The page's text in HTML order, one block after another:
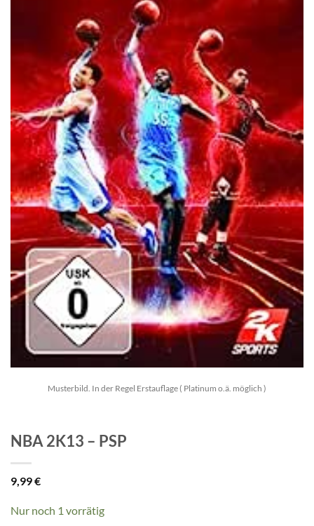
Musterbild. In der Regel Erstauflage ( Platinum o.ä. möglich )
NBA 2K13 – PSP
9,99€
Nur noch 1 vorrätig